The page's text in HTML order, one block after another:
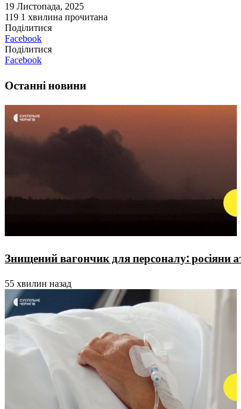
19 Листопада, 2025
119 1 хвилина прочитана
Поділитися
Facebook
Поділитися
Facebook
Останні новини
Знищений вагончик для персоналу: росіяни
55 хвилин назад